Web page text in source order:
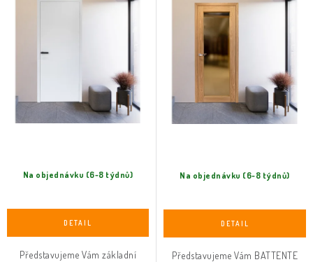
Na objednávku (6-8 týdnů)
Představujeme Vám základní
Na objednávku (6-8 týdnů)
Představujeme Vám BATTENTE